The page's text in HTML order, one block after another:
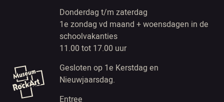
Donderdag t/m zaterdag
1e zondag vd maand + woensdagen in de
schoolvakanties
11.00 tot 17.00 uur
Gesloten op 1e Kerstdag en
Nieuwjaarsdag.